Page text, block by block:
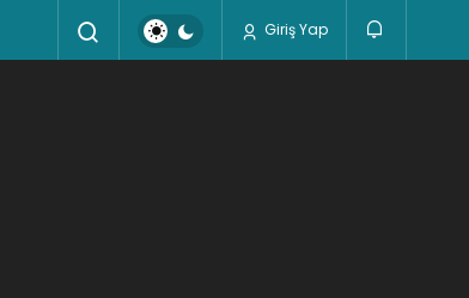
Giriş Yap